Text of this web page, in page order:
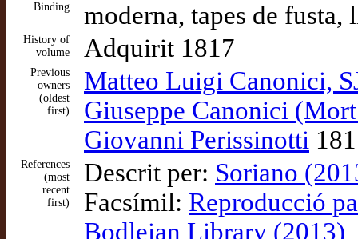
Binding moderna, tapes de
History of
volume
Adquirit 1817
Previous
owners
(oldest
first)
Matteo Luigi Canonici,
Giuseppe Canonici
Giovanni Perissinotti
References
(most
recent
first)
Descrit per: Soriano
Facsímil: Reproducció
Bodleian Library (2013)